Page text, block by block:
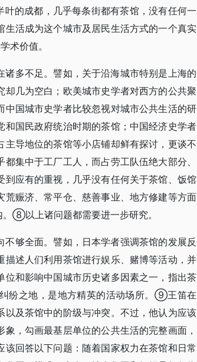
的成都，几乎每条街都有茶馆，没有任何一
活成为这个城市及居民生活方式的一个真实
术价值。
多不足。譬如，关于沿海城市特别是上海的
几为空白；欧美城市史学者对西方的公共聚
国城市史学者比较忽视对城市公共生活的研
国民政府统治时期的茶馆；中国经济史学者
导地位的茶馆等小店铺却鲜有探讨，更谈不
集中于工厂工人，而占劳工队伍绝大部分、
应有的重视，几乎没有任何关于茶馆、饭馆
赈济、常平仓、慈善事业、地方修建等方面
⑧以上诸问题都需要进一步研究。
够全面。譬如，日本学者强调茶馆的发展反
述人们利用茶馆进行娱乐、赌博等活动，并
和影响中国城市历史诸多因素之一，指出茶
纷之地，是地方精英的活动场所。⑨王笛在
以及茶馆中的阶级与冲突。不过，他认为应该
，勾画最基层单位的公共生活的完整画面，
回答以下问题：随着国家权力在茶馆和日常